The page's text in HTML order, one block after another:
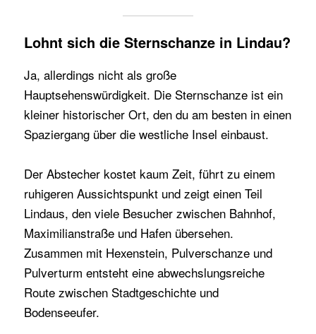
Lohnt sich die Sternschanze in Lindau?
Ja, allerdings nicht als große
Hauptsehenswürdigkeit. Die Sternschanze ist ein
kleiner historischer Ort, den du am besten in einen
Spaziergang über die westliche Insel einbaust.
Der Abstecher kostet kaum Zeit, führt zu einem
ruhigeren Aussichtspunkt und zeigt einen Teil
Lindaus, den viele Besucher zwischen Bahnhof,
Maximilianstraße und Hafen übersehen.
Zusammen mit Hexenstein, Pulverschanze und
Pulverturm entsteht eine abwechslungsreiche
Route zwischen Stadtgeschichte und
Bodenseeufer.